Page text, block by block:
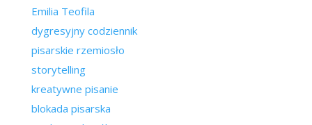
Emilia Teofila
dygresyjny codziennik
pisarskie rzemiosło
storytelling
kreatywne pisanie
blokada pisarska